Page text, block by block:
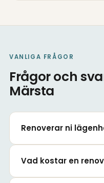
VANLIGA FRÅGOR
Frågor och
Märsta
Renoverar ni
Vad kostar en